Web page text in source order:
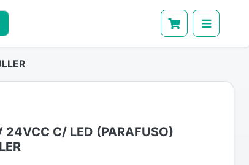
24VCC C/ LED (PARAFUSO)